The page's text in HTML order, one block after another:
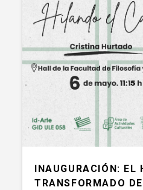
INAUGURACIÓN: EL
TRANSFORMADO DE